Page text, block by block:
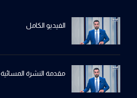
الفيديو الكامل
مقدمة النشرة المسائية 10-08-2026